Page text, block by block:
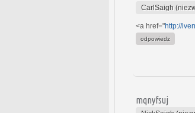
CarlSaigh
<a href="http://
odpowiedz
mqnyfsuj